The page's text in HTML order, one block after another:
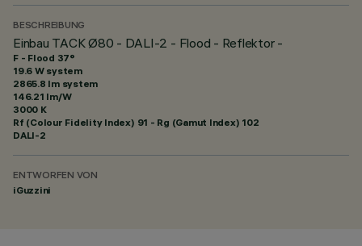
BESCHREIBUNG
Einbau TACK Ø80 - DALI-2 - Flood - Reflektor -
F - Flood 37°
19.6 W system
2865.8 lm system
146.21 lm/W
3000 K
Rf (Colour Fidelity Index) 91 - Rg (Gamut Index) 102
DALI-2
ENTWORFEN VON
iGuzzini